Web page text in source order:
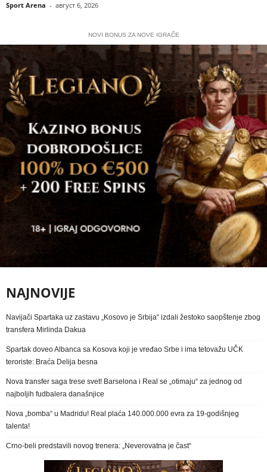
Sport Arena - август 6, 2026
NOVI BONUS ZA NOVE IGRAČE
NAJNOVIJE
Navijači Spartaka uz zastavu „Kosovo je Srbija“ izdali žestoko saopštenje zbog
transfera Mirlinda Dakua
Spartak doveo Albanca sa Kosova koji je vređao Srbe i ima tetovažu UČK
teroriste: Braća Delija besna
Nova transfer saga trese svet! Barselona i Real se „otimaju“ za jednog od
najboljih fudbalera današnjice
Nova „bomba“ u Madridu! Real plaća 140.000.000 evra za 19-godišnjeg
talenta!
Crno-beli predstavili novog trenera: „Neverovatna je čast“